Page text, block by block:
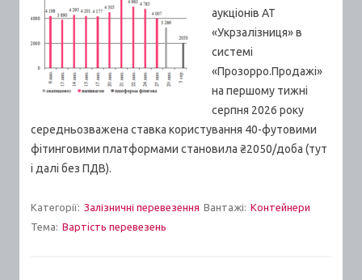
аукціонів АТ
«Укрзалізниця» в
системі
«Прозорро.Продажі»
на першому тижні
серпня 2026 року
середньозважена ставка користування 40-футовими
фітинговими платформами становила ₴2050/доба (тут
і далі без ПДВ).
Категорії: Залізничні перевезення Вантажі: Контейнери
Тема: Вартiсть перевезень